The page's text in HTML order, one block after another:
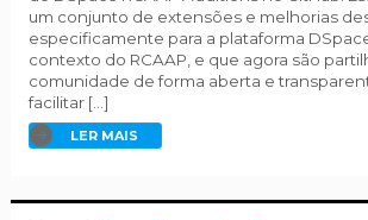
um conjunto de extensões e melhorias
especificamente para a plataforma
contexto do RCAAP, e que agora são
comunidade de forma aberta e
facilitar […]
LER MAIS